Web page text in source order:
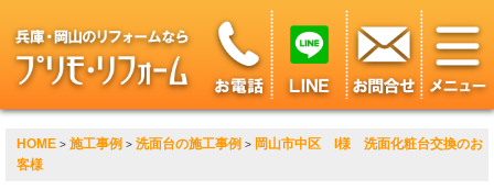
HOME > 施工事例 > 洗面台の施工事例 > 岡山市中区 I様 洗面化粧台交換のお
客様